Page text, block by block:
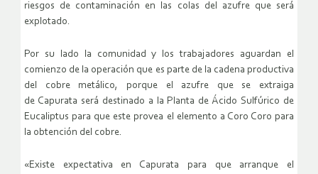
riesgos de contaminación en las colas del azufre que será
explotado.
Por su lado la comunidad y los trabajadores aguardan el
comienzo de la operación que es parte de la cadena productiva
del cobre metálico, porque el azufre que se extraiga
de Capurata será destinado a la Planta de Ácido Sulfúrico de
Eucaliptus para que este provea el elemento a Coro Coro para
la obtención del cobre.
«Existe expectativa en Capurata para que arranque el